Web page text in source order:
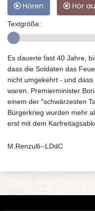
Hören Hör
Textgröße:
Es dauerte fast 40 Jahre,
dass die Soldaten das
nicht umgekehrt - und
waren. Premierminister
einem der "schwärzesten
Bürgerkrieg wurden mehr
erst mit dem
M.Renzulli--LDdC